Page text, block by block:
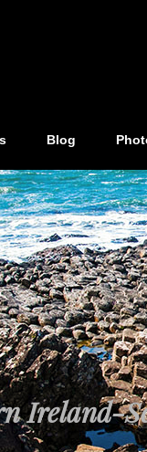
Blog
Ireland-